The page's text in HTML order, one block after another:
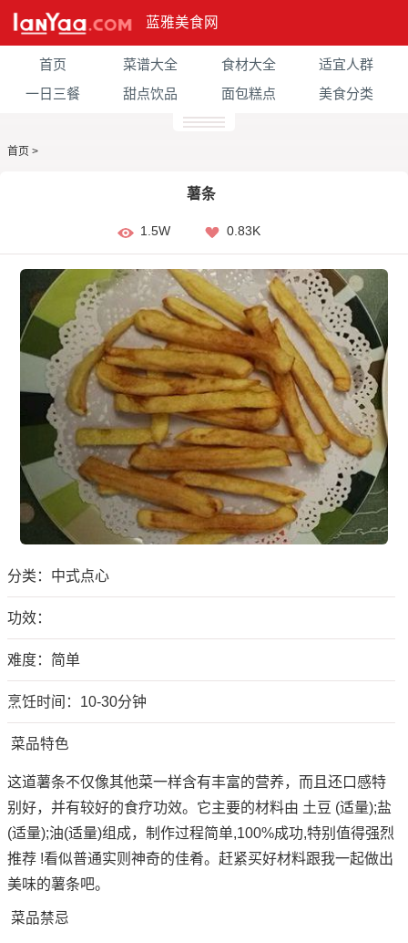
蓝雅美食网
首页 菜谱大全 食材大全
适宜人群
一日三餐
甜点饮品 面包糕点 美食分类
首页 >
薯条
1.5W 0.83K
分类： 中式点心
功效：
难度：简单
烹饪时间：10-30分钟
菜品特色
这道薯条不仅像其他菜一样含有丰富的营养，而且还口感特
别好，并有较好的食疗功效。它主要的材料由 土豆 (适量);盐
(适量);油(适量)组成，制作过程简单,100%成功,特别值得强烈
推荐 !看似普通实则神奇的佳肴。赶紧买好材料跟我一起做出
美味的薯条吧。
菜品禁忌